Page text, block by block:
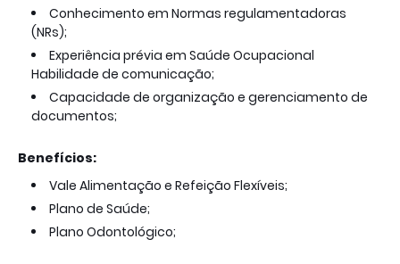
Conhecimento em Normas regulamentadoras
(NRs);
Experiência prévia em Saúde Ocupacional
Habilidade de comunicação;
Capacidade de organização e gerenciamento de
documentos;
Benefícios:
Vale Alimentação e Refeição Flexíveis;
Plano de Saúde;
Plano Odontológico;